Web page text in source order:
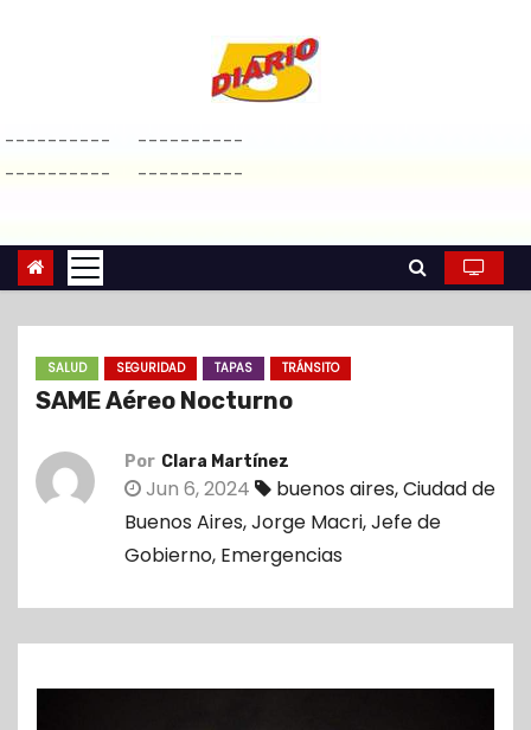
a
r
l
----------
----------
----------
----------
SALUD SEGURIDAD TAPAS TRÁNSITO
SAME Aéreo Nocturno
Por Clara Martínez
Jun 6, 2024 buenos aires,Ciudad de
Buenos Aires,Jorge Macri,Jefe de
Gobierno, Emergencias